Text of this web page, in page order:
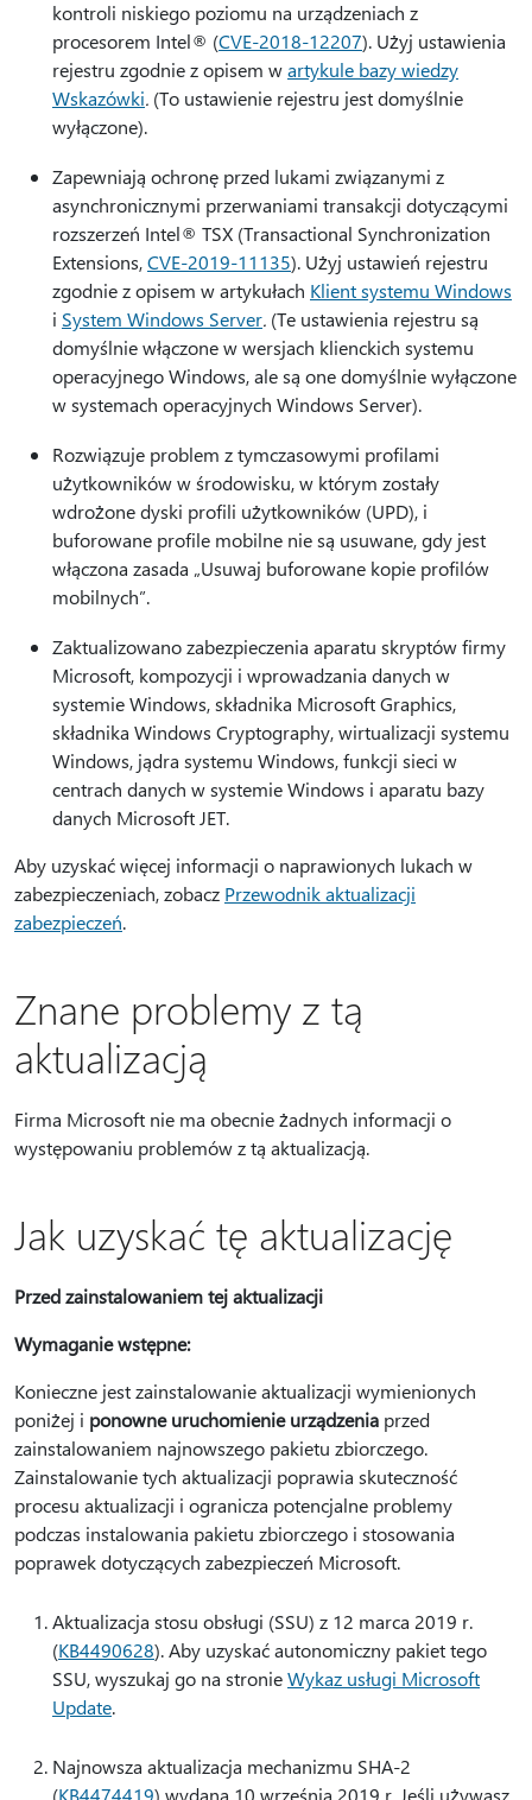
kontroli niskiego poziomu na urządzeniach z
procesorem Intel® (CVE-2018-12207). Użyj ustawienia
rejestru zgodnie z opisem wartykule bazy wiedzy
Wskazówki. (To ustawienie rejestru jest domyślnie
wyłączone).
Zapewniają ochronę przed lukami związanymi z
asynchronicznymi przerwaniami transakcji dotyczącymi
rozszerzeń Intel® TSX (Transactional Synchronization
Extensions,CVE-2019-11135). Użyj ustawień rejestru
zgodnie z opisem w artykułach Klient systemu Windows
i System Windows Server. (Te ustawienia rejestru są
domyślnie włączone w wersjach klienckich systemu
operacyjnego Windows, ale są one domyślnie wyłączone
w systemach operacyjnych Windows Server).
Rozwiązuje problem z tymczasowymi profilami
użytkowników w środowisku, w którym zostały
wdrożone dyski profili użytkowników (UPD), i
buforowane profile mobilne nie są usuwane, gdy jest
włączona zasada „Usuwaj buforowane kopie profilów
mobilnych”.
Zaktualizowano zabezpieczenia aparatu skryptów firmy
Microsoft, kompozycji i wprowadzania danych w
systemie Windows, składnika Microsoft Graphics,
składnika Windows Cryptography, wirtualizacji systemu
Windows, jądra systemu Windows, funkcji sieci w
centrach danych w systemie Windows i aparatu bazy
danych Microsoft JET.
Aby uzyskać więcej informacji o naprawionych lukach w
zabezpieczeniach, zobacz Przewodnik aktualizacji
zabezpieczeń.
Znane problemy z tą
aktualizacją
Firma Microsoft nie ma obecnie żadnych informacji o
występowaniu problemów z tą aktualizacją.
Jak uzyskać tę aktualizację
Przed zainstalowaniem tej aktualizacji
Wymaganie wstępne:
Konieczne jest zainstalowanie aktualizacji wymienionych
poniżej i ponowne uruchomienie urządzenia przed
zainstalowaniem najnowszego pakietu zbiorczego.
Zainstalowanie tych aktualizacji poprawia skuteczność
procesu aktualizacji i ogranicza potencjalne problemy
podczas instalowania pakietu zbiorczego i stosowania
poprawek dotyczących zabezpieczeń Microsoft.
Aktualizacja stosu obsługi (SSU) z 12 marca 2019 r.
(KB4490628). Aby uzyskać autonomiczny pakiet tego
SSU, wyszukaj go na stronieWykaz usługi Microsoft
Update.
Najnowsza aktualizacja mechanizmu SHA-2
(KB4474419) wydana 10 września 2019 r. Jeśli używasz